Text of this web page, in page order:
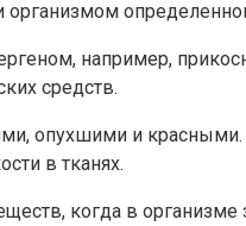
например,
средств.
опухшими и
в тканях.
когда в